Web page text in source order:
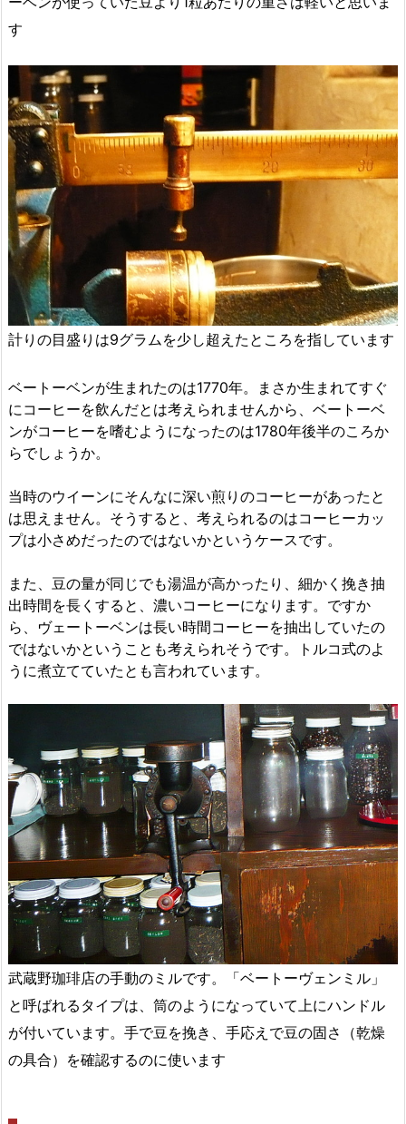
す
計りの目盛りは9グラムを少し超えたところを指しています
ベートーベンが生まれたのは1770年。まさか生まれてすぐ
にコーヒーを飲んだとは考えられませんから、ベートーベ
ンがコーヒーを嗜むようになったのは1780年後半のころか
らでしょうか。
当時のウイーンにそんなに深い煎りのコーヒーがあったと
は思えません。そうすると、考えられるのはコーヒーカッ
プは小さめだったのではないかというケースです。
また、豆の量が同じでも湯温が高かったり、細かく挽き抽
出時間を長くすると、濃いコーヒーになります。ですか
ら、ヴェートーベンは長い時間コーヒーを抽出していたの
ではないかということも考えられそうです。トルコ式のよ
うに煮立てていたとも言われています。
武蔵野珈琲店の手動のミルです。「ベートーヴェンミル」
と呼ばれるタイプは、筒のようになっていて上にハンドル
が付いています。手で豆を挽き、手応えで豆の固さ（乾燥
の具合）を確認するのに使います